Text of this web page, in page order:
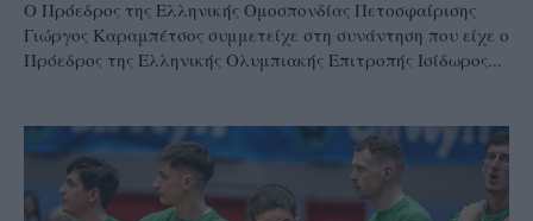
Ο Πρόεδρος της Ελληνικής Ομοσπονδίας Πετοσφαίρισης
Γιώργος Καραμπέτσος συμμετείχε στη συνάντηση που είχε ο
Πρόεδρος της Ελληνικής Ολυμπιακής Επιτροπής Ισίδωρος...